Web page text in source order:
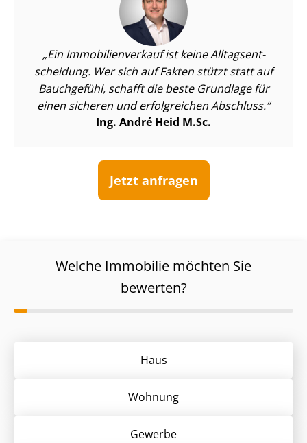
Ein Im­mo­bi­li­en­ver­kauf ist keine All­tags­ent­
schei­dung. Wer sich auf Fakten stützt statt auf
Bauchgefühl, schafft die beste Grundlage für
einen sicheren und erfolgreichen Abschluss.
Ing. André Heid M.Sc.
Jetzt anfragen
Welche Immobilie möchten Sie
bewerten?
Haus
Wohnung
Gewerbe